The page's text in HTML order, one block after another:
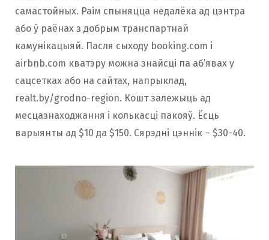
самастойных. Раім спыняцца недалёка ад цэнтра
або ў раёнах з добрым транспартнай
камунікацыяй. Пасля сыходу booking.com і
airbnb.com кватэру можна знайсці па аб’явах у
сацсетках або на сайтах, напрыклад,
realt.by/grodno-region. Кошт залежыць ад
месцазнаходжання і колькасці пакояў. Ёсць
варыянты ад $10 да $150. Сярэдні цэннік – $30-40.